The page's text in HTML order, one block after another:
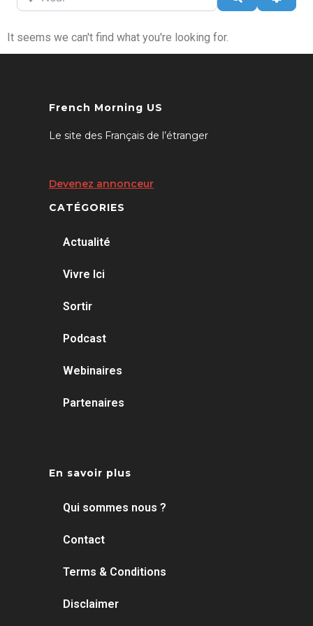
It seems we can't find what you're looking for.
French Morning US
Le site des Français de l’étranger
Devenez annonceur
CATÉGORIES
Actualité
Vivre Ici
Sortir
Podcast
Webinaires
Partenaires
En savoir plus
Qui sommes nous ?
Contact
Terms & Conditions
Disclaimer